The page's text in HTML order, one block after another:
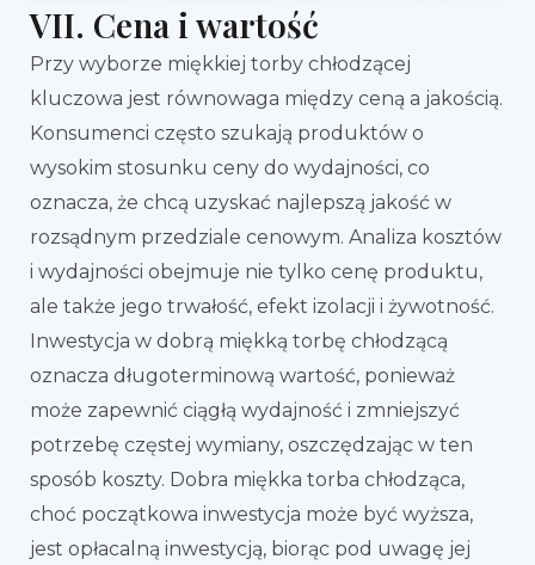
VII. Cena i wartość
Przy wyborze miękkiej torby chłodzącej
kluczowa jest równowaga między ceną a jakością.
Konsumenci często szukają produktów o
wysokim stosunku ceny do wydajności, co
oznacza, że chcą uzyskać najlepszą jakość w
rozsądnym przedziale cenowym. Analiza kosztów
i wydajności obejmuje nie tylko cenę produktu,
ale także jego trwałość, efekt izolacji i żywotność.
Inwestycja w dobrą miękką torbę chłodzącą
oznacza długoterminową wartość, ponieważ
może zapewnić ciągłą wydajność i zmniejszyć
potrzebę częstej wymiany, oszczędzając w ten
sposób koszty. Dobra miękka torba chłodząca,
choć początkowa inwestycja może być wyższa,
jest opłacalną inwestycją, biorąc pod uwagę jej